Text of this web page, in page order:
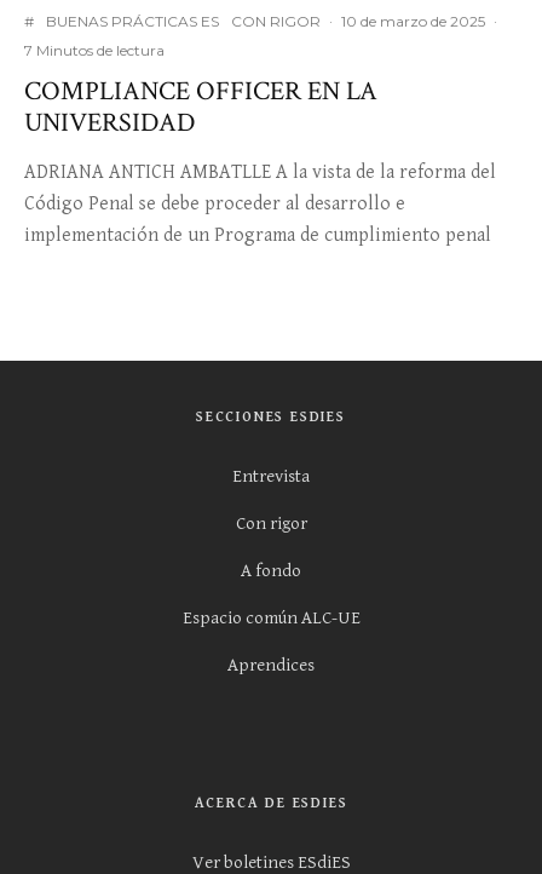
# BUENAS PRÁCTICAS ES CON RIGOR · 10 de marzo de 2025 ·
7 Minutos de lectura
COMPLIANCE OFFICER EN LA
UNIVERSIDAD
ADRIANA ANTICH AMBATLLE A la vista de la reforma del
Código Penal se debe proceder al desarrollo e
implementación de un Programa de cumplimiento penal
SECCIONES ESDIES
Entrevista
Con rigor
A fondo
Espacio común ALC-UE
Aprendices
ACERCA DE ESDIES
Ver boletines ESdiES